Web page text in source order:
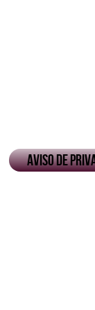
Aviso de